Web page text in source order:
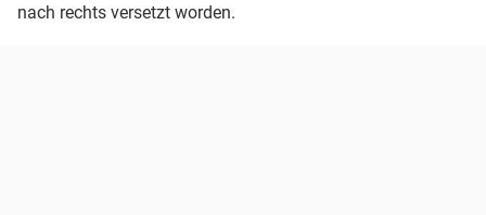
nach rechts versetzt worden.